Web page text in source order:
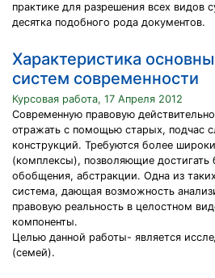
практике для разрешения всех видов
десятка подобного рода документов.
Характеристика
систем современности
Курсовая работа, 17 Апреля 2012
Современную правовую
отражать с помощью старых, подчас
конструкций. Требуются более
(комплексы), позволяющие достигать
обобщения, абстракции. Одна из
система, дающая возможность
правовую реальность в целостном
компоненты.
Целью данной работы- является
(семей).